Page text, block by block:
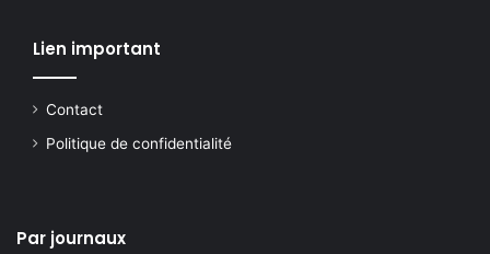
Lien important
Contact
Politique de confidentialité
Par journaux